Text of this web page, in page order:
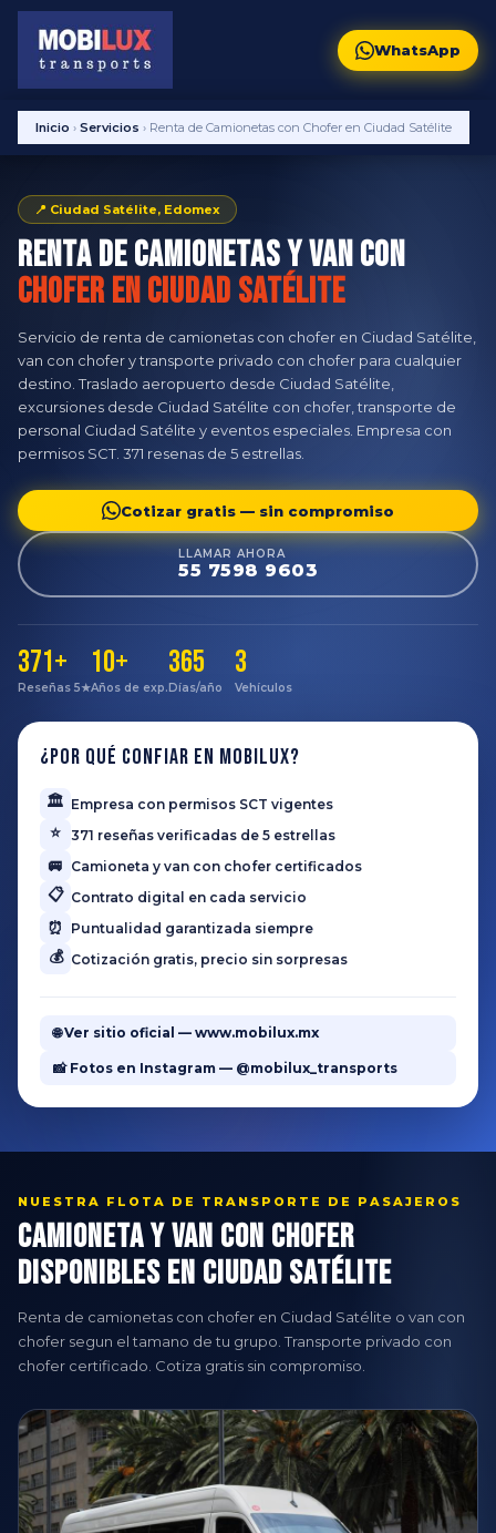
WhatsApp
Inicio › Servicios › Renta de Camionetas con Chofer en Ciudad Satélite
📍 Ciudad Satélite, Edomex
Renta de Camionetas y Van con
Chofer en Ciudad Satélite
Servicio de renta de camionetas con chofer en Ciudad Satélite,
van con chofer y transporte privado con chofer para cualquier
destino. Traslado aeropuerto desde Ciudad Satélite,
excursiones desde Ciudad Satélite con chofer, transporte de
personal Ciudad Satélite y eventos especiales. Empresa con
permisos SCT. 371 resenas de 5 estrellas.
Cotizar gratis — sin compromiso
LLAMAR AHORA
55 7598 9603
371+
Reseñas 5★
10+
Años de exp.
365
Días/año
3
Vehículos
¿Por qué confiar en Mobilux?
🏛️ Empresa con permisos SCT vigentes
⭐ 371 reseñas verificadas de 5 estrellas
🚐 Camioneta y van con chofer certificados
📋 Contrato digital en cada servicio
⏰ Puntualidad garantizada siempre
💰 Cotización gratis, precio sin sorpresas
🌐 Ver sitio oficial — www.mobilux.mx
📸 Fotos en Instagram — @mobilux_transports
NUESTRA FLOTA DE TRANSPORTE DE PASAJEROS
Camioneta y Van con Chofer
Disponibles en Ciudad Satélite
Renta de camionetas con chofer en Ciudad Satélite o van con
chofer segun el tamano de tu grupo. Transporte privado con
chofer certificado. Cotiza gratis sin compromiso.